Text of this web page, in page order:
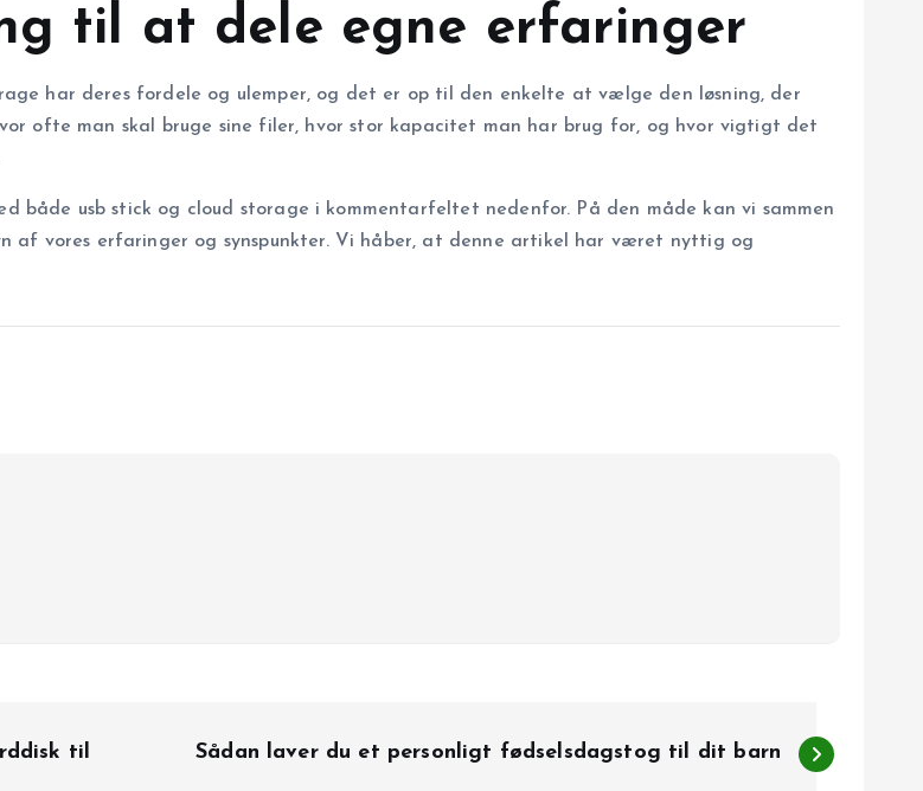
til at dele egne erfaringer
har deres fordele og ulemper, og det er op til den enkelte at vælge den løsning, der
ofte man skal bruge sine filer, hvor stor kapacitet man har brug for, og hvor vigtigt det
usb stick og cloud storage i kommentarfeltet nedenfor. På den måde kan vi sammen
af vores erfaringer og synspunkter. Vi håber, at denne artikel har været nyttig og
til
Sådan laver du et personligt fødselsdagstog til dit barn